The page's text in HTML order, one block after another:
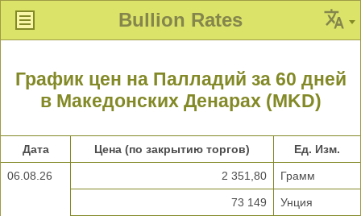
Bullion Rates
График цен на Палладий за 60 дней
в Македонских Денарах (MKD)
Дата Цена (по закрытию торгов) Ед. Изм.
06.08.26 2 351,80 Грамм
73 149 Унция